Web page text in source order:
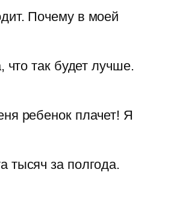
Почему в моей
так будет лучше.
ребенок плачет! Я
за полгода.